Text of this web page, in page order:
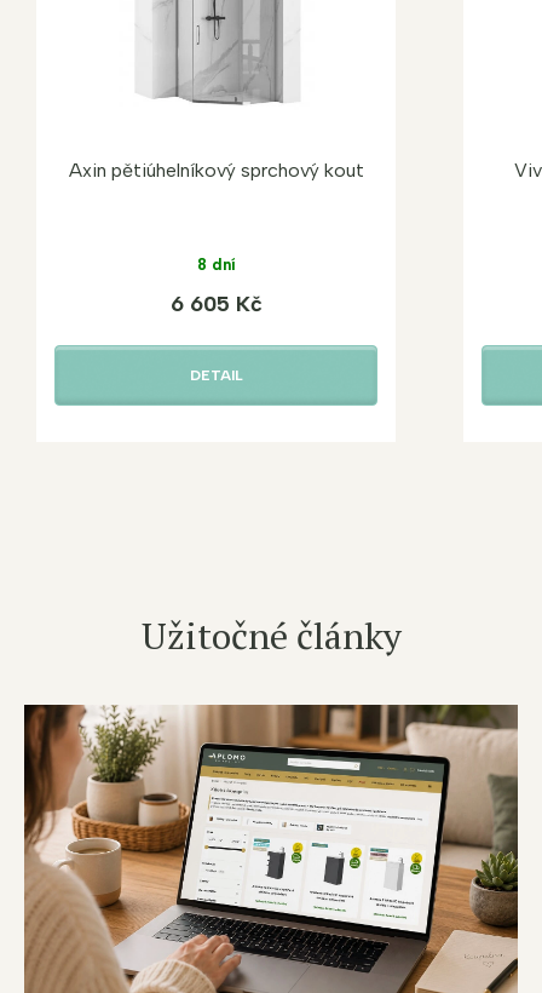
Axin pětiúhelníkový sprchový kout
8 dní
6 605 Kč
DETAIL
Užitočné články